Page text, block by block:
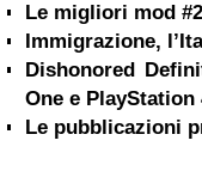
Le migliori mod
Immigrazione,
Dishonored
One e PlayStation
Le pubblicazioni